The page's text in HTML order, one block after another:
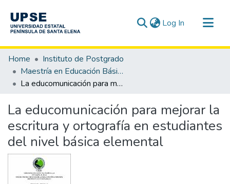
Log In (current)
Communities & Collections
All of DSpace
Statistics
Home
Instituto de Postgrado
Maestría en Educación Básica
La educomunicación para mejorar la escritura y ortografía en estudiantes del nivel básica elemental
La educomunicación para mejorar la
escritura y ortografía en estudiantes
del nivel básica elemental